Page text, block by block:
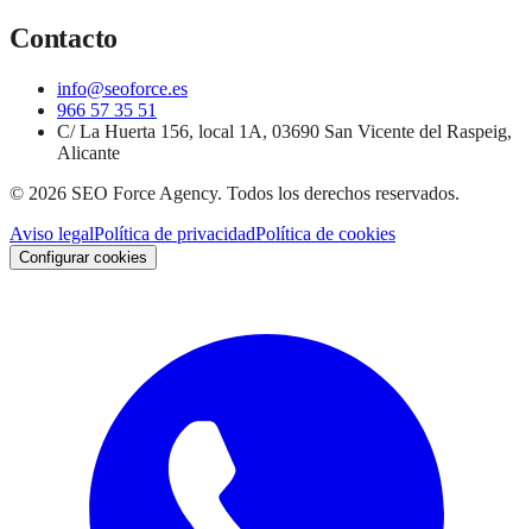
Contacto
info@seoforce.es
966 57 35 51
C/ La Huerta 156, local 1A, 03690 San Vicente del Raspeig,
Alicante
© 2026 SEO Force Agency. Todos los derechos reservados.
Aviso legalPolítica de privacidadPolítica de cookies
Configurar cookies